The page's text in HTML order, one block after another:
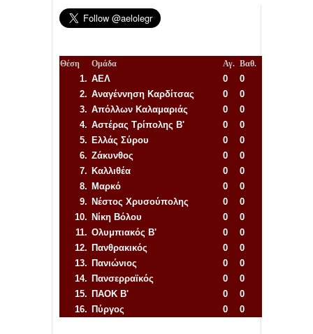
Θέση Ομάδα Αγ. Βαθ.
1. ΑΕΛ 0
0
2. Αναγέννηση Καρδίτσας 0
0
3. Απόλλων Καλαμαριάς 0
0
4. Αστέρας Τρίπολης Β' 0
0
5. Ελλάς Σύρου 0
0
6. Ζάκυνθος 0
0
7. Καλλιθέα 0
0
8. Μαρκό 0
0
9. Νέστος Χρυσούπολης 0
0
10. Νίκη Βόλου 0
0
11. Ολυμπιακός Β' 0
0
12. Πανθρακικός 0
0
13. Πανιώνιος 0
0
14. Πανσερραϊκός 0
0
15. ΠΑΟΚ Β' 0
0
16. Πύργος 0
0